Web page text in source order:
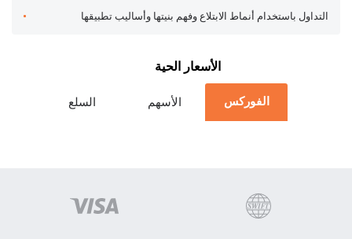
التداول باستخدام أنماط الابتلاع وفهم بنيتها وأساليب تطبيقها
الأسعار الحية
الفوركس الأسهم السلع